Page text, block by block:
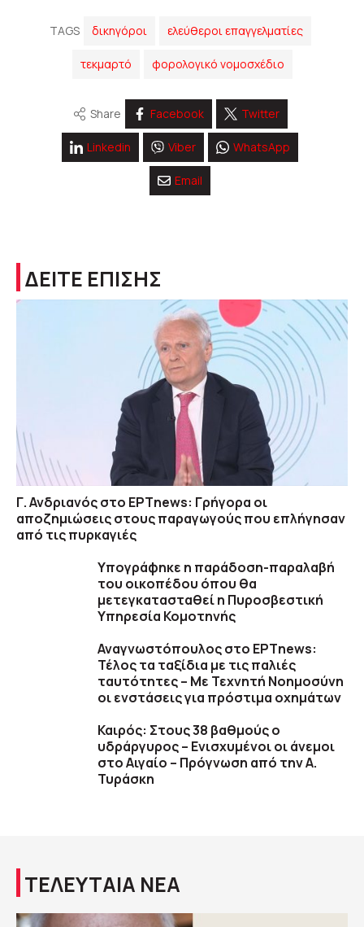
TAGS δικηγόροι ελεύθεροι επαγγελματίες
τεκμαρτό φορολογικό νομοσχέδιο
Share Facebook Twitter
Linkedin Viber WhatsApp
Email
ΔΕΙΤΕ ΕΠΙΣΗΣ
Γ. Ανδριανός στο ΕΡΤnews: Γρήγορα οι
αποζημιώσεις στους παραγωγούς που επλήγησαν
από τις πυρκαγιές
Υπογράφηκε η παράδοση-παραλαβή
του οικοπέδου όπου θα
μετεγκατασταθεί η Πυροσβεστική
Υπηρεσία Κομοτηνής
Αναγνωστόπουλος στο ΕΡΤnews:
Τέλος τα ταξίδια με τις παλιές
ταυτότητες – Με Τεχνητή Νοημοσύνη
οι ενστάσεις για πρόστιμα οχημάτων
Καιρός: Στους 38 βαθμούς ο
υδράργυρος – Ενισχυμένοι οι άνεμοι
στο Αιγαίο – Πρόγνωση από την Α.
Τυράσκη
ΤΕΛΕΥΤΑΙΑ ΝΕΑ